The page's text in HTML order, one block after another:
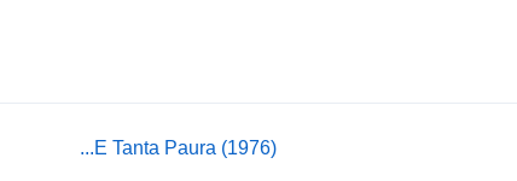
...E Tanta Paura (1976)